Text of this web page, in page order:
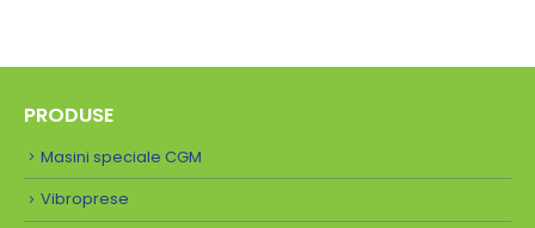
PRODUSE
Masini speciale CGM
Vibroprese